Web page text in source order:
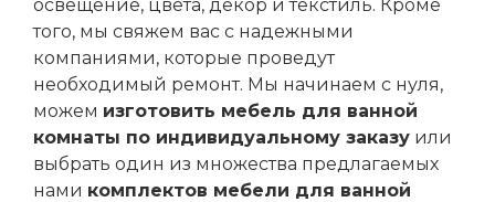
освещение, цвета, декор и текстиль. Кроме
того, мы свяжем вас с надежными
компаниями, которые проведут
необходимый ремонт. Мы начинаем с нуля,
можем изготовить мебель для ванной
комнаты по индивидуальному заказу или
выбрать один из множества предлагаемых
нами комплектов мебели для ванной